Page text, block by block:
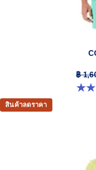
฿
4.9 จาก 5 ดาว 29 รีวิว
สินค้าลดราคา